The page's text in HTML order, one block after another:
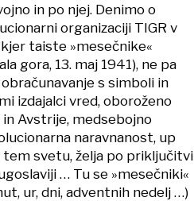
in po njej. Denimo o
organizaciji TIGR v
taiste »mesečnike«
gora, 13. maj 1941), ne pa
s simboli in
izdajalci vred, oboroženo
Avstrije, medsebojno
naravnanost, up
tem svetu, želja po priključitvi
… Tu se »mesečniki«
ur, dni, adventnih nedelj …)